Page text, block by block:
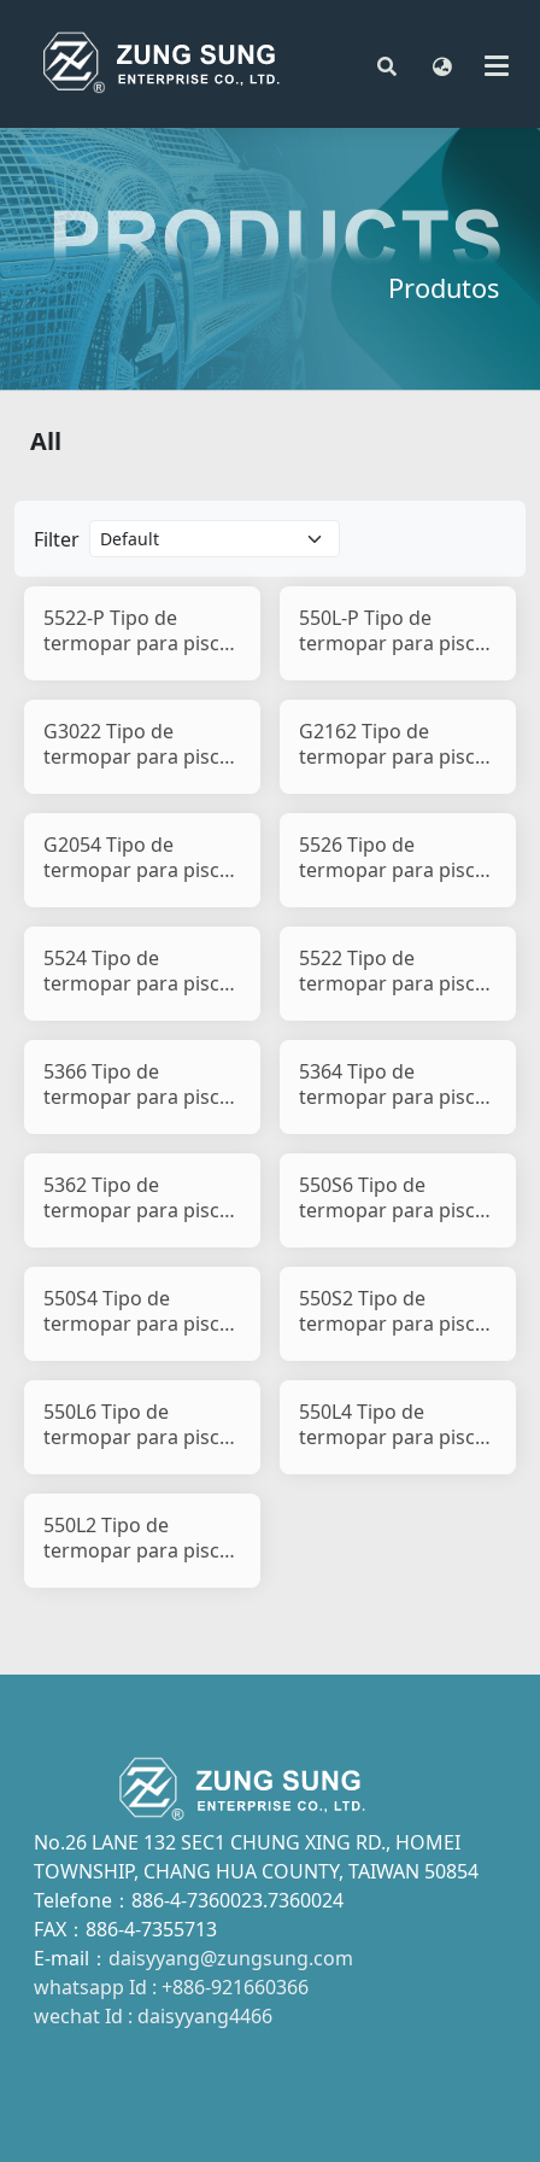
Produtos
Filter
5522-P Tipo de
termopar para pisca-
motocicl
550L-P Tipo de
termopar para pisca-
motocicl
G3022 Tipo de
termopar para pisca-
motocicle
G2162 Tipo de
termopar para pisca-
motocicle
G2054 Tipo de
termopar para pisca-
motocicle
5526 Tipo de
termopar para pisca-
motociclet
5524 Tipo de
termopar para pisca-
motociclet
5522 Tipo de
termopar para pisca-
motociclet
5366 Tipo de
termopar para pisca-
motociclet
5364 Tipo de
termopar para pisca-
motociclet
5362 Tipo de
termopar para pisca-
motociclet
550S6 Tipo de
termopar para pisca-
motocicle
550S4 Tipo de
termopar para pisca-
motocicle
550S2 Tipo de
termopar para pisca-
motocicle
550L6 Tipo de
termopar para pisca-
motocicle
550L4 Tipo de
termopar para pisca-
550L2 Tipo de
termopar para pisca-
All
No.26 LANE 132 SEC1 CHUNG XING RD., HOMEI
TOWNSHIP, CHANG HUA COUNTY, TAIWAN 50854
Telefone：886-4-7360023.7360024
FAX：886-4-7355713
E-mail： daisyyang@zungsung.com
whatsapp Id : +886-921660366
wechat Id : daisyyang4466